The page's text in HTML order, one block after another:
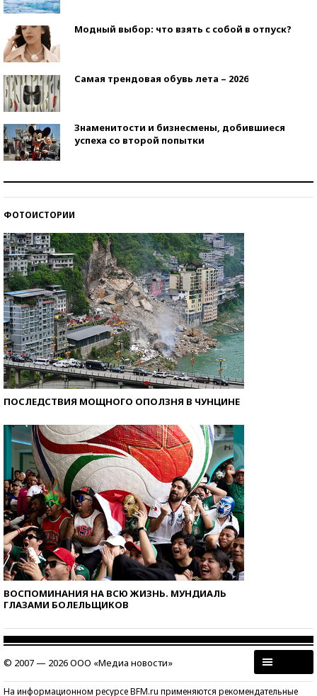
Модный выбор: что взять с собой в отпуск?
Самая трендовая обувь лета – 2026
Знаменитости и бизнесмены, добившиеся
успеха со второй попытки
ФОТОИСТОРИИ
ПОСЛЕДСТВИЯ МОЩНОГО ОПОЛЗНЯ В ЧУНЦИНЕ
ВОСПОМИНАНИЯ НА ВСЮ ЖИЗНЬ. МУНДИАЛЬ
ГЛАЗАМИ БОЛЕЛЬЩИКОВ
© 2007 — 2026 ООО «Медиа новости»
На информационном ресурсе BFM.ru применяются рекомендательные